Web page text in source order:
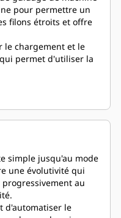
pour permettre un
filons étroits et offre
le chargement et le
permet d'utiliser la
qui permet au
de la machine
les
échéant à la
marche ; exploite les
avec l'infrastructure
la direction
une trajectoire sûre.
de herchage et de
simple jusqu'au mode
une évolutivité qui
au
d'automatiser le